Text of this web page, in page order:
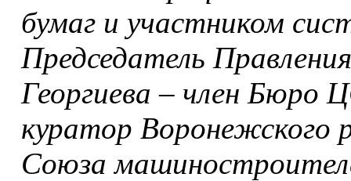
бумаг и участником
Председатель
Георгиева – член
куратор Воронежского
Союза